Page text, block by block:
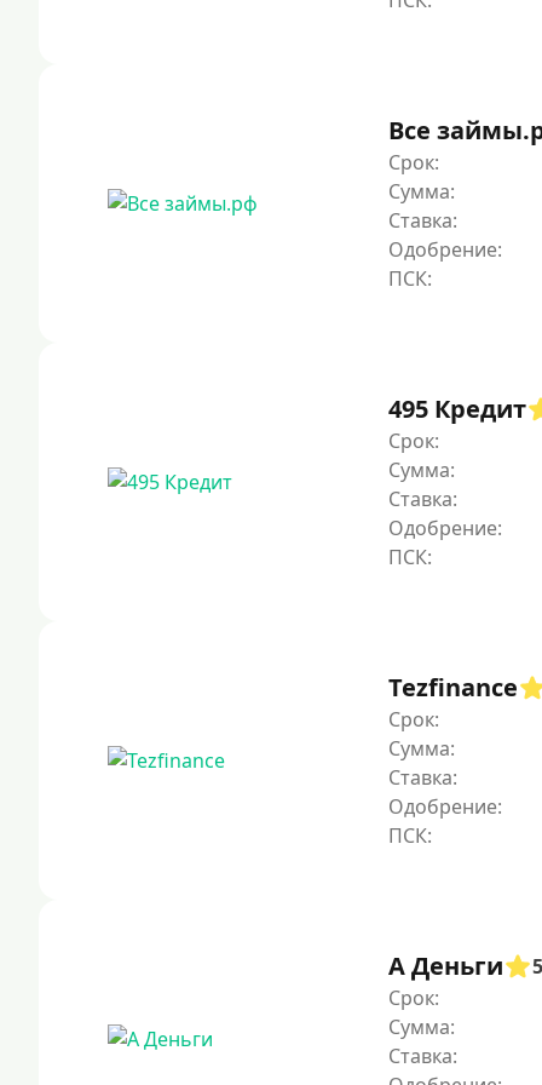
Все
Срок:
Сумма:
Ставка:
Одобрение:
495 Кредит
Срок:
Сумма:
Ставка:
Одобрение:
Tezfinance
Срок:
Сумма:
Ставка:
Одобрение:
А Деньги
5
Срок:
Сумма:
Ставка: